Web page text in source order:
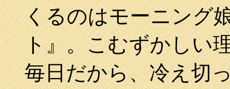
くるのはモーニング
ト』。こむずかしい
毎日だから、冷え切